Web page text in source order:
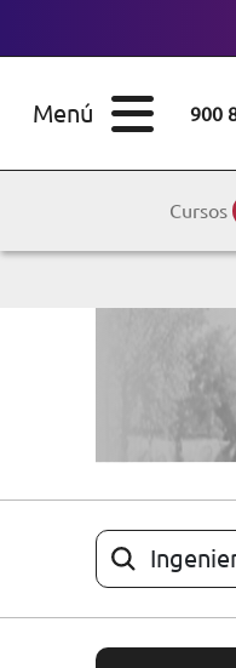
Menú 900
EDUCATIVOS
ARTÍCULOS
ORIENTACIÓN
Cursos